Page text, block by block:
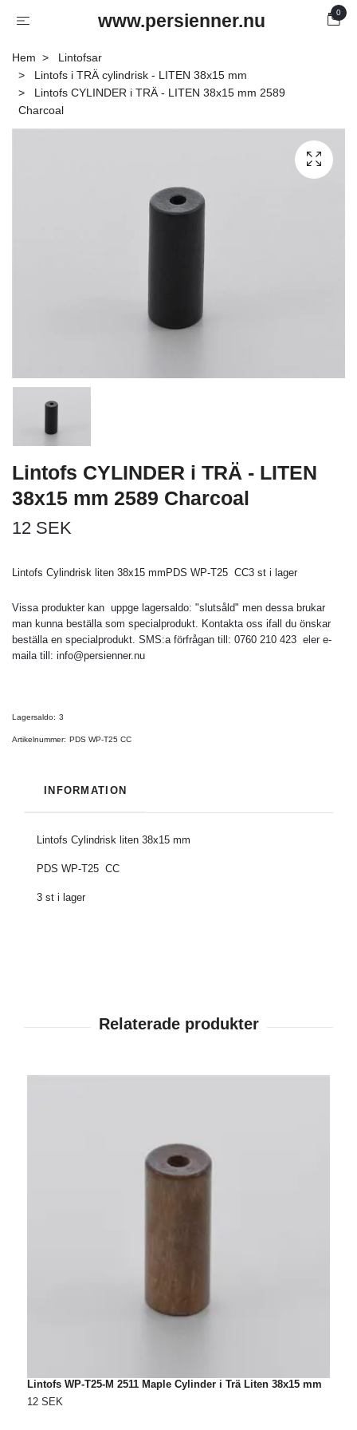
www.persienner.nu 0
Hem
Lintofsar
Lintofs i TRÄ cylindrisk - LITEN 38x15 mm
Lintofs CYLINDER i TRÄ - LITEN 38x15 mm 2589
Charcoal
Lintofs CYLINDER i TRÄ - LITEN
38x15 mm 2589 Charcoal
12 SEK
Lintofs Cylindrisk liten 38x15 mmPDS WP-T25 CC3 st i lager
Vissa produkter kan uppge lagersaldo: "slutsåld" men dessa brukar
man kunna beställa som specialprodukt. Kontakta oss ifall du önskar
beställa en specialprodukt. SMS:a förfrågan till: 0760 210 423 eler e-
maila till: info@persienner.nu
Lagersaldo: 3
Artikelnummer: PDS WP-T25 CC
INFORMATION
Lintofs Cylindrisk liten 38x15 mm
PDS WP-T25 CC
3 st i lager
Lintofs WP-T25-M 2511 Maple Cylinder i Trä Liten 38x15 mm
12 SEK